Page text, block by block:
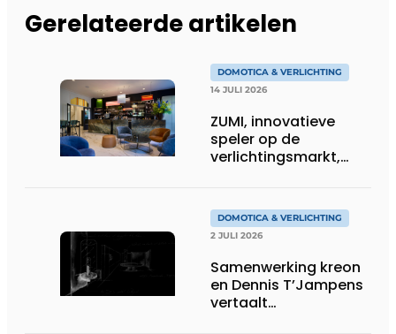
Gerelateerde artikelen
DOMOTICA & VERLICHTING
14 JULI 2026
ZUMI, innovatieve
speler op de
verlichtingsmarkt,
DOMOTICA & VERLICHTING
2 JULI 2026
Samenwerking kreon
en Dennis T’Jampens
vertaalt